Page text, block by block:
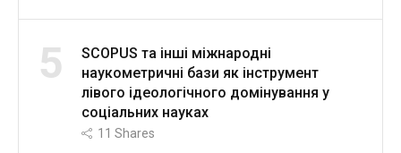
5
SCOPUS та інші міжнародні
наукометричні бази як інструмент
лівого ідеологічного домінування у
соціальних науках
11 Shares